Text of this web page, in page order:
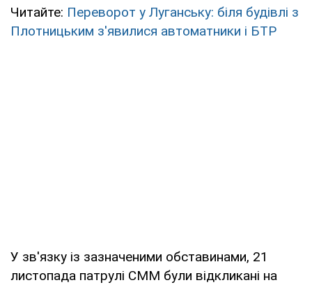
Читайте: Переворот у Луганську: біля будівлі з
Плотницьким з'явилися автоматники і БТР
У зв'язку із зазначеними обставинами, 21
листопада патрулі СММ були відкликані на